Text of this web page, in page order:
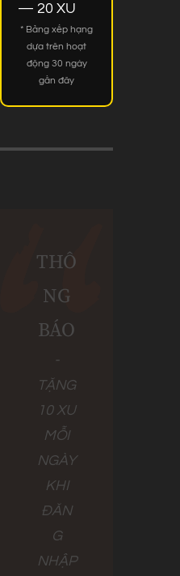
— 20 XU
* Bảng xếp hạng
dựa trên hoạt
động 30 ngày
gần đây
THÔ
NG
BÁO
-
TẶNG
10 XU
MỖI
NGÀY
KHI
ĐĂN
G
NHẬP